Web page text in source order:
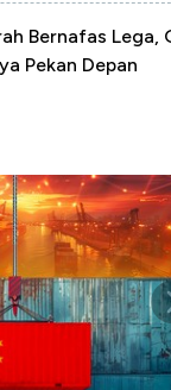
Bernafas Lega,
Pekan Depan